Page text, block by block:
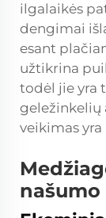
ilgalaikės
dengimai
esant
užtikrina
todėl jie yra
geležinkelių
veikimas